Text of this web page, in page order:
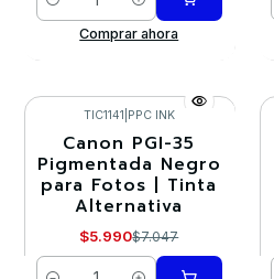
Cantidad
Comprar ahora
-15%
TIC1141 PPC INK
Canon PGI-35
Pigmentada Negro
para Fotos | Tinta
Alternativa
$5.990$7.047